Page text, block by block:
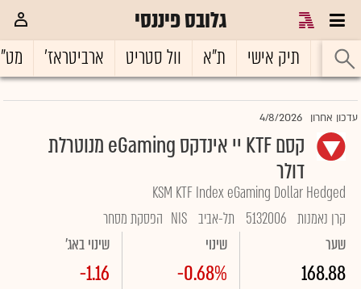
גלובס פיננסי
ראשי תיק אישי ת"א וול סטריט ארביטראז'
עדכון אחרון 4/8/2026
קסם KTF יי אינדקס eGaming מנוטרלת
דולר
KSM KTF Index eGaming Dollar Hedged
קרן נאמנות 5132006 תל-אביב NIS הפסקת מסחר
שער
168.88
שינוי
-0.68%
שינוי באג'
-1.16